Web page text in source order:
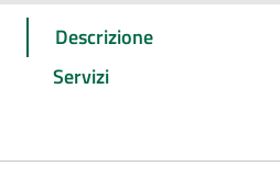
Descrizione
Servizi